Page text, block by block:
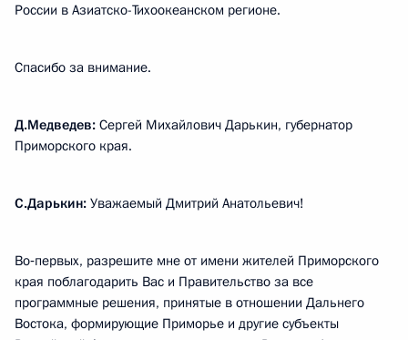
России в Азиатско-Тихоокеанском регионе.
Спасибо за внимание.
Д.Медведев: Сергей Михайлович Дарькин, губернатор
Приморского края.
С.Дарькин: Уважаемый Дмитрий Анатольевич!
Во‑первых, разрешите мне от имени жителей Приморского
края поблагодарить Вас и Правительство за все
программные решения, принятые в отношении Дальнего
Востока, формирующие Приморье и другие субъекты